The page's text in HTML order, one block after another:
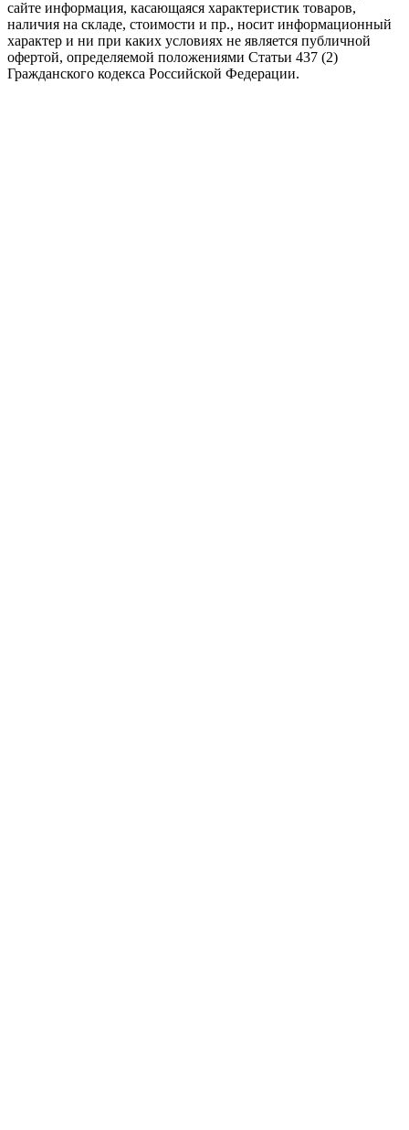
сайте информация, касающаяся характеристик товаров,
наличия на складе, стоимости и пр., носит информационный
характер и ни при каких условиях не является публичной
офертой, определяемой положениями Статьи 437 (2)
Гражданского кодекса Российской Федерации.